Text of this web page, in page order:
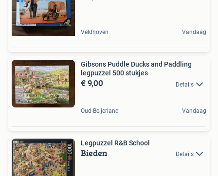
Veldhoven Vandaag
Gibsons Puddle Ducks and Paddling
legpuzzel 500 stukjes
€ 9,00 Details
Oud-Beijerland Vandaag
Legpuzzel R&B School
Bieden Details